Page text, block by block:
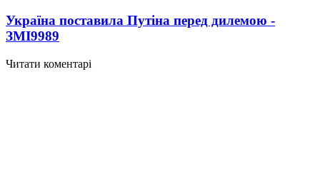
Україна поставила Путіна перед дилемою -
ЗМІ9989
Читати коментарі